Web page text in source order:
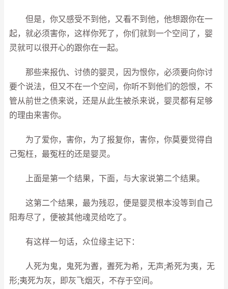
但是，你又感受不到他，又看不到他，他想跟你在一
起，就必须害你，这样你死了，你们就到一个空间了，婴
灵就可以很开心的跟你在一起。
那些来报仇、讨债的婴灵，因为恨你，必须要向你讨
要个说法，但又不在一个空间，你听不到他们的怨恨，不
管从前世之债来说，还是从此生被杀来说，婴灵都有足够
的理由来害你。
为了爱你，害你，为了报复你，害你，你莫要觉得自
己冤枉，最冤枉的还是婴灵。
上面是第一个结果，下面，与大家说第二个结果。
这第二个结果，最为残忍，便是婴灵根本没等到自己
阳寿尽了，便被其他魂灵给吃了。
有这样一句话，众位缘主记下：
人死为鬼，鬼死为聻，聻死为希，无声;希死为夷，无
形;夷死为灰，即灰飞烟灭，不存于空间。